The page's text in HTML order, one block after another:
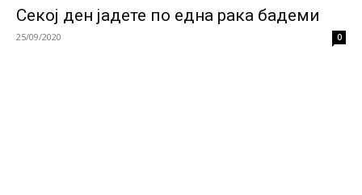
Секој ден јадете по една рака бадеми
25/09/2020 0